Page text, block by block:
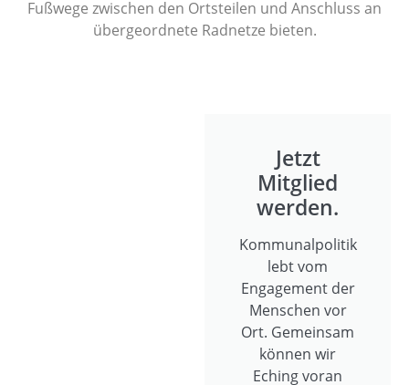
Fußwege zwischen den Ortsteilen und Anschluss an
übergeordnete Radnetze bieten.
Jetzt
Mitglied
werden.
Kommunalpolitik
lebt vom
Engagement der
Menschen vor
Ort. Gemeinsam
können wir
Eching voran